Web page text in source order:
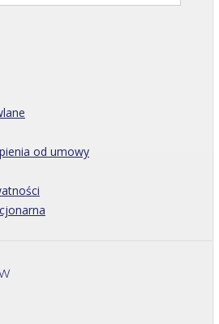
od umowy